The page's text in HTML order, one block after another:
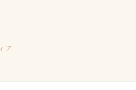
ア